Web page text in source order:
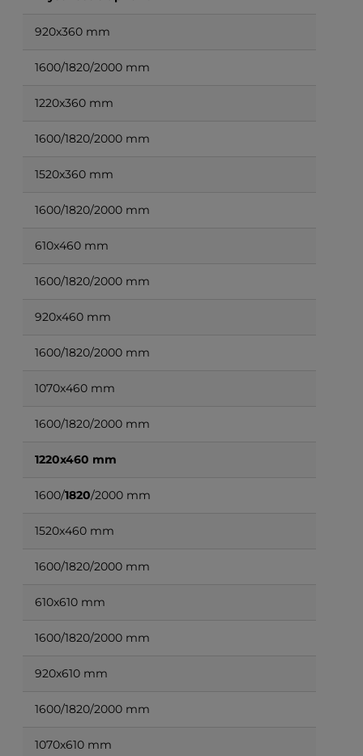
920x360 mm
1600/1820/2000 mm
1220x360 mm
1600/1820/2000 mm
1520x360 mm
1600/1820/2000 mm
610x460 mm
1600/1820/2000 mm
920x460 mm
1600/1820/2000 mm
1070x460 mm
1600/1820/2000 mm
1220x460 mm
1600/1820/2000 mm
1520x460 mm
1600/1820/2000 mm
610x610 mm
1600/1820/2000 mm
920x610 mm
1600/1820/2000 mm
1070x610 mm